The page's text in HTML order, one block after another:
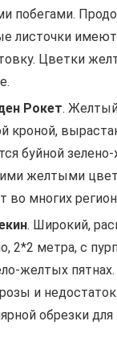
побегами.
листочки
Цветки
Рокет.
кроной,
буйной
желтыми
во многих
. Широкий,
2*2 метра, с
желтых пятнах.
и
обрезки